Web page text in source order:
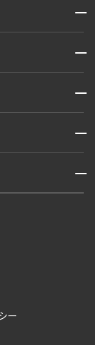
開閉
開閉
開閉
開閉
件入居申込
開閉
ー